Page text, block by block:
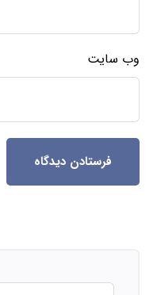
وب‌ سایت
فرستادن دیدگاه